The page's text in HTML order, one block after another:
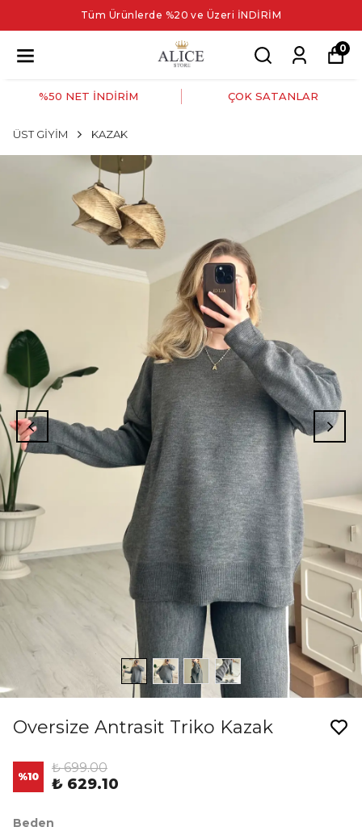
Tüm Ürünlerde %20 ve Üzeri İNDİRİM
0
%50 NET İNDİRİM ÇOK SATANLAR
ÜST GİYİM KAZAK
Oversize Antrasit Triko Kazak
%10
₺ 699.00
₺ 629.10
Beden